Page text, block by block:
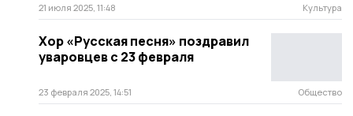
21 июля 2025, 11:48 Культура
Хор «Русская песня» поздравил
уваровцев с 23 февраля
23 февраля 2025, 14:51 Общество